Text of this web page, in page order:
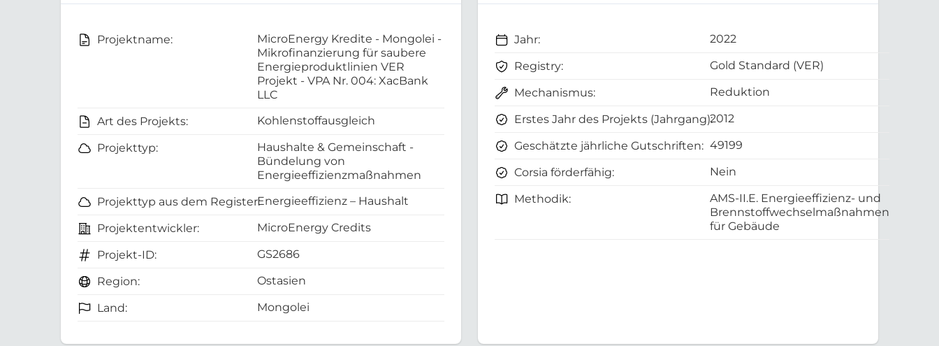
Projektname:
MicroEnergy Kredite - Mongolei -
Mikrofinanzierung für saubere
Energieproduktlinien VER
Projekt - VPA Nr. 004: XacBank
LLC
Art des Projekts:
Kohlenstoffausgleich
Projekttyp:
Haushalte & Gemeinschaft -
Bündelung von
Energieeffizienzmaßnahmen
Projekttyp aus dem Register:Energieeffizienz – Haushalt
Projektentwickler: MicroEnergy Credits
Projekt-ID: GS2686
Region: Ostasien
Land: Mongolei
Jahr: 2022
Registry: Gold Standard (VER)
Mechanismus: Reduktion
Erstes Jahr des Projekts (Jahrgang):2012
Geschätzte jährliche Gutschriften: 49199
Corsia förderfähig: Nein
Methodik:
AMS-II.E. Energieeffizienz- und
Brennstoffwechselmaßnahmen
für Gebäude